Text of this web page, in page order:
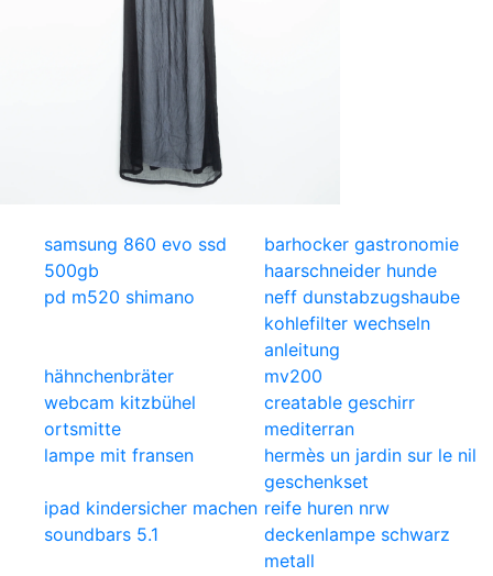
samsung 860 evo ssd
500gb
barhocker gastronomie
haarschneider hunde
pd m520 shimano
neff dunstabzugshaube
kohlefilter wechseln
anleitung
hähnchenbräter
mv200
webcam kitzbühel
ortsmitte
creatable geschirr
mediterran
lampe mit fransen
hermès un jardin sur le nil
geschenkset
ipad kindersicher machen reife huren nrw
soundbars 5.1
deckenlampe schwarz
metall